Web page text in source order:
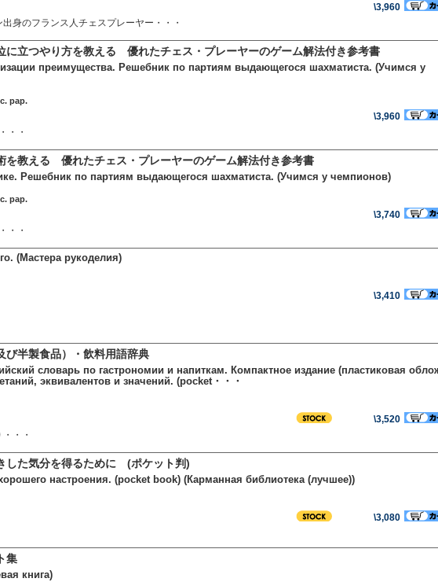
\3,960
身のフランス人チェスプレーヤー・・・
に立つやり方を教える 優れたチェス・プレーヤーのゲーム解法付き参考書
преимущества. Решебник по партиям выдающегося шахматиста. (Учимся у
pap.
\3,960
・・
を教える 優れたチェス・プレーヤーのゲーム解法付き参考書
Решебник по партиям выдающегося шахматиста. (Учимся у чемпионов)
pap.
\3,740
・・
(Мастера рукоделия)
\3,410
び半製食品）・飲料用語辞典
словарь по гастрономии и напиткам. Компактное издание (пластиковая
эквивалентов и значений. (pocket・・・
\3,520
・・
た気分を得るために (ポケット判)
настроения. (pocket book) (Карманная библиотека (лучшее))
\3,080
集
книга)